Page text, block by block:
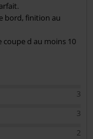
bord, finition au
coupe d au moins 10
3
3
2